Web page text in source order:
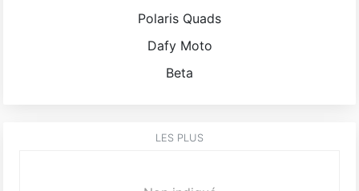
Polaris Quads
Dafy Moto
Beta
LES PLUS